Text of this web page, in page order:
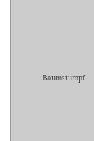
Baumstumpf